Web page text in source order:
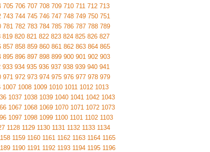
705 706 707 708 709 710 711 712 713
743 744 745 746 747 748 749 750 751
781 782 783 784 785 786 787 788 789
819 820 821 822 823 824 825 826 827
857 858 859 860 861 862 863 864 865
895 896 897 898 899 900 901 902 903
933 934 935 936 937 938 939 940 941
971 972 973 974 975 976 977 978 979
1007 1008 1009 1010 1011 1012 1013
1037 1038 1039 1040 1041 1042 1043
1067 1068 1069 1070 1071 1072 1073
1097 1098 1099 1100 1101 1102 1103
1128 1129 1130 1131 1132 1133 1134
1159 1160 1161 1162 1163 1164 1165
1190 1191 1192 1193 1194 1195 1196